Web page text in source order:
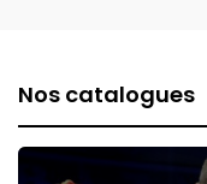
Nos catalogues